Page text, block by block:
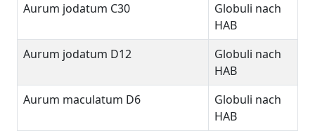
Aurum jodatum C30
Globuli nach
HAB
Aurum jodatum D12
Globuli nach
HAB
Aurum maculatum D6
Globuli nach
HAB